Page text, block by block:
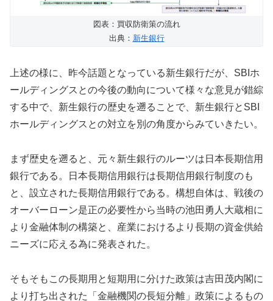
図表：買収防衛策の流れ
出典： 新生銀行
上述の様に、昨今話題となっている新生銀行だが、SBIホ
ールディングスとの今後の動向について様々な意見が錯綜
する中で、新生銀行の歴史を遡ることで、新生銀行とSBI
ホールディングスとの対立を別の角度からみていきたい。
まず歴史を遡ると、元々新生銀行のルーツは日本長期信用
銀行である。日本長期信用銀行は長期信用銀行制度のも
と、設立された長期信用銀行である。構想自体は、戦後の
オーバーローン是正の必要性から当時の池田勇人大蔵相に
より金融体制の構築と、産業におけるより長期の資金供給
ニーズに応える為に発表された。
そもそもこの長期用と短期用に分けた政策は吉田茂内閣に
より打ち出された「金融機関の長短分離」政策によるもの